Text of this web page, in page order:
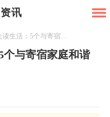
讯
个与寄宿家庭和谐